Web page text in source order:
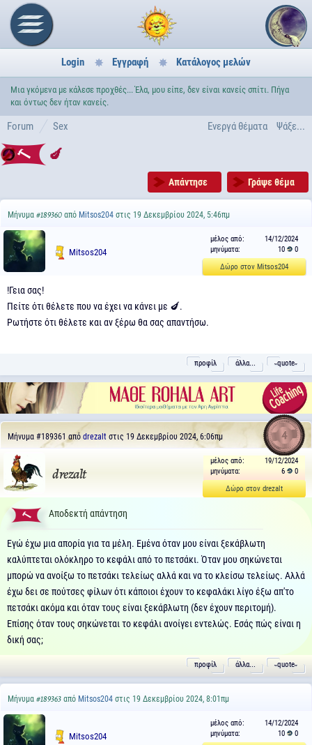
Login Εγγραφή Κατάλογος μελών
Μια γκόμενα με κάλεσε προχθές... Έλα, μου είπε, δεν είναι κανείς σπίτι. Πήγα
και όντως δεν ήταν κανείς.
Ενεργά θέματα Ψάξε...
Forum Sex
🍆
Απάντησε Γράψε θέμα
Μήνυμα #189360 από Mitsos204 στις 19 Δεκεμβρίου 2024, 5:46πμ
Mitsos204
μέλος από:
14/12/2024
μηνύματα:
10
0
Δώρο στον Mitsos204
!Γεια σας!
Πείτε ότι θέλετε που να έχει να κάνει με 🍆.
Ρωτήστε ότι θέλετε και αν ξέρω θα σας απαντήσω.
προφίλ άλλα... ˵quote˶
4
Μήνυμα #189361 από drezalt στις 19 Δεκεμβρίου 2024, 6:06πμ
drezalt
μέλος από:
19/12/2024
μηνύματα:
6
0
Δώρο στον drezalt
Αποδεκτή απάντηση
Εγώ έχω μια απορία για τα μέλη. Εμένα όταν μου είναι ξεκάβλωτη
καλύπτεται ολόκληρο το κεφάλι από το πετσάκι. Όταν μου σηκώνεται
μπορώ να ανοίξω το πετσάκι τελείως αλλά και να το κλείσω τελείως. Αλλά
έχω δει σε πούτσες φίλων ότι κάποιοι έχουν το κεφαλάκι λίγο έξω απ'το
πετσάκι ακόμα και όταν τους είναι ξεκάβλωτη (δεν έχουν περιτομή).
Επίσης όταν τους σηκώνεται το κεφάλι ανοίγει εντελώς. Εσάς πώς είναι η
δική σας;
προφίλ άλλα... ˵quote˶
Μήνυμα #189363 από Mitsos204 στις 19 Δεκεμβρίου 2024, 8:01πμ
Mitsos204
μέλος από:
14/12/2024
μηνύματα:
10
0